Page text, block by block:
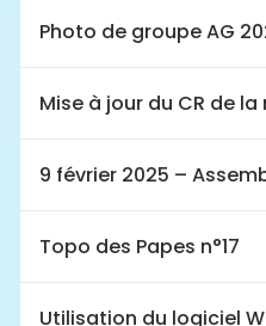
Photo de groupe AG
Mise à jour du CR de
9 février 2025 –
Topo des Papes n°17
Utilisation du logiciel